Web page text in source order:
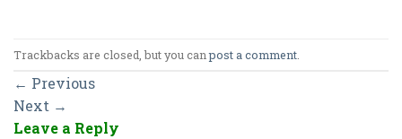
Trackbacks are closed, but you canpost a comment
← Previous
Next →
Leave a Reply